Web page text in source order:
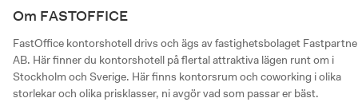
Om FASTOFFICE
FastOffice kontorshotell drivs och ägs av fastighetsbolaget
AB. Här finner du kontorshotell på flertal attraktiva lägen runt om i
Stockholm och Sverige. Här finns kontorsrum och coworking i olika
storlekar och olika prisklasser, ni avgör vad som passar er bäst.